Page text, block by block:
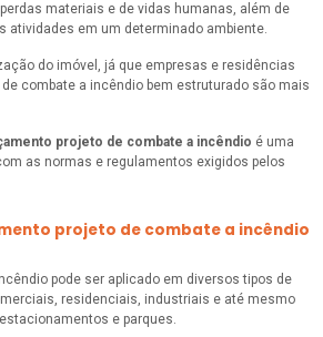
materiais e de vidas humanas, além de
atividades em um determinado ambiente.
do imóvel, já que empresas e residências
combate a incêndio bem estruturado são mais
projeto de combate a incêndio é uma
as normas e regulamentos exigidos pelos
projeto de combate a incêndio
pode ser aplicado em diversos tipos de
residenciais, industriais e até mesmo
e parques.